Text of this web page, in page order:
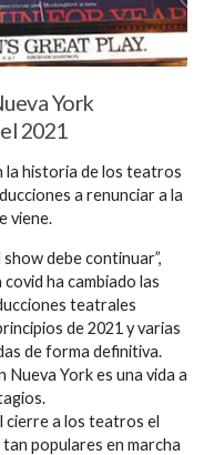
York
2021
la historia de los teatros
a renunciar a la
viene.
debe continuar”,
ha cambiado las
teatrales
de 2021 y varias
de forma definitiva.
Nueva York es una vida a
cierre a los teatros el
populares en marcha